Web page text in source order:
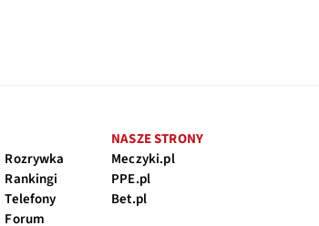
Rozrywka
Rankingi
Telefony
Forum
NASZE STRONY
Meczyki.pl
PPE.pl
Bet.pl